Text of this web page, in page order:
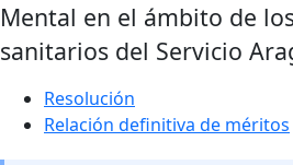
Mental en el ámbito de
sanitarios del Servicio
Resolución
Relación definitiva de méritos